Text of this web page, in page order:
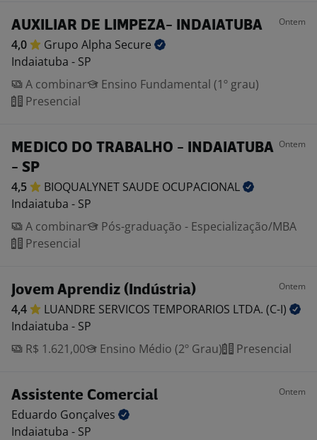
AUXILIAR DE LIMPEZA- INDAIATUBA Ontem
4,0 Grupo Alpha Secure
Indaiatuba - SP
A combinar
Ensino Fundamental (1º grau)
Presencial
MEDICO DO TRABALHO - INDAIATUBA
- SP
Ontem
4,5 BIOQUALYNET SAUDE OCUPACIONAL
Indaiatuba - SP
A combinar
Pós-graduação - Especialização/MBA
Presencial
Jovem Aprendiz (Indústria) Ontem
4,4 LUANDRE SERVICOS TEMPORARIOS LTDA. (C-I)
Indaiatuba - SP
R$ 1.621,00
Ensino Médio (2º Grau) Presencial
Assistente Comercial Ontem
Eduardo Gonçalves
Indaiatuba - SP